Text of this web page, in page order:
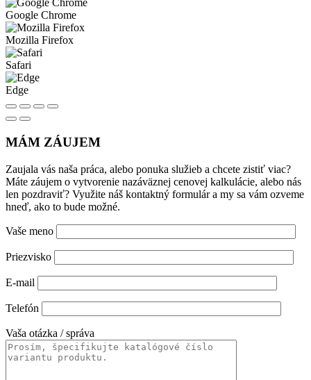
Google Chrome
Mozilla Firefox
Safari
Edge
MÁM ZÁUJEM
Zaujala vás naša práca, alebo ponuka služieb a chcete zistiť viac?
Máte záujem o vytvorenie nazáväznej cenovej kalkulácie, alebo nás
len pozdraviť? Využite náš kontaktný formulár a my sa vám ozveme
hneď, ako to bude možné.
Vaše meno
Priezvisko
E-mail
Telefón
Vaša otázka / správa